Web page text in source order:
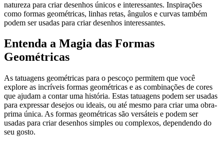
natureza para criar desenhos únicos e interessantes. Inspirações
como formas geométricas, linhas retas, ângulos e curvas também
podem ser usadas para criar desenhos interessantes.
Entenda a Magia das Formas
Geométricas
As tatuagens geométricas para o pescoço permitem que você
explore as incríveis formas geométricas e as combinações de cores
que ajudam a contar uma história. Estas tatuagens podem ser usadas
para expressar desejos ou ideais, ou até mesmo para criar uma obra-
prima única. As formas geométricas são versáteis e podem ser
usadas para criar desenhos simples ou complexos, dependendo do
seu gosto.